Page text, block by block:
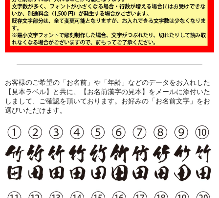
お客様のご希望の「お名前」や「年齢」などのデータをお入れした
【見本ラベル】と共に、【お名前漢字の見本】をメールに添付いた
しまして、ご確認を頂いております。お好みの「お名前文字」をお
選びいただけます。